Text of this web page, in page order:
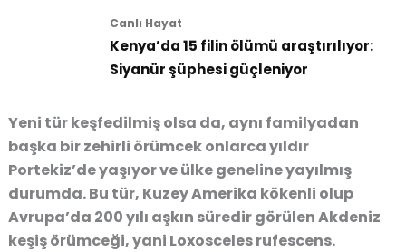
Canlı Hayat
Kenya’da 15 filin ölümü araştırılıyor:
Siyanür şüphesi güçleniyor
Yeni tür keşfedilmiş olsa da, aynı familyadan
başka bir zehirli örümcek onlarca yıldır
Portekiz’de yaşıyor ve ülke geneline yayılmış
durumda. Bu tür, Kuzey Amerika kökenli olup
Avrupa’da 200 yılı aşkın süredir görülen Akdeniz
keşiş örümceği, yani Loxosceles rufescens.